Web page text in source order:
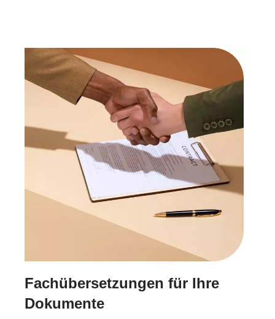
Fachübersetzungen für Ihre
Dokumente